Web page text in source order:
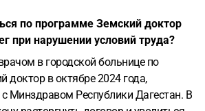
по программе Земский доктор
при нарушении условий труда?
в городской больнице по
доктор в октябре 2024 года,
Минздравом Республики Дагестан. В